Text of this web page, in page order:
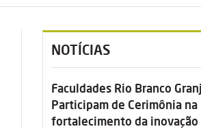
NOTÍCIAS
Faculdades Rio Branco
Participam de Cerimônia na
fortalecimento da inovação